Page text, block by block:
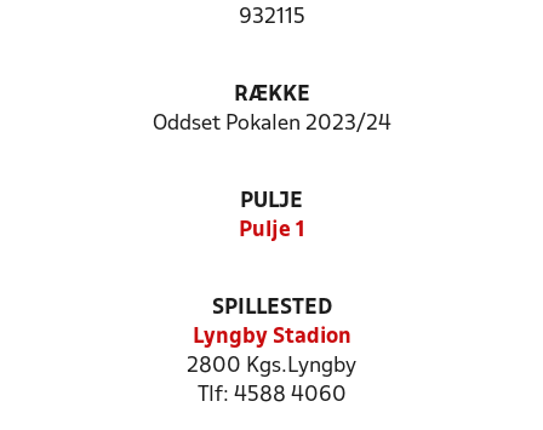
932115
RÆKKE
Oddset Pokalen 2023/24
PULJE
Pulje 1
SPILLESTED
Lyngby Stadion
2800 Kgs.Lyngby
Tlf: 4588 4060